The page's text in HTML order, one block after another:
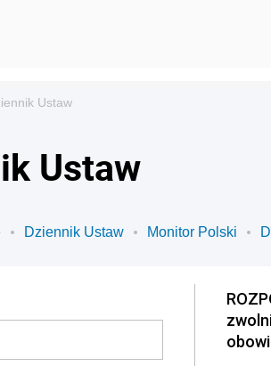
Ustaw
Ustaw
Dziennik Ustaw Monitor Polski